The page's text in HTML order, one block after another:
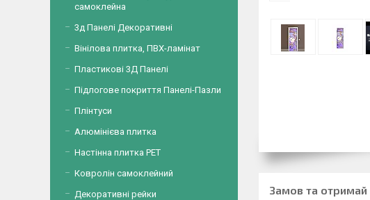
Замов та
самоклейна
3д Панелі Декоративні
Вінілова плитка, ПВХ-ламінат
Пластикові 3Д Панелі
Підлогове покриття Панелі-Пазли
Плінтуси
Алюмінієва плитка
Настінна плитка PET
Ковролін самоклейний
Декоративні рейки